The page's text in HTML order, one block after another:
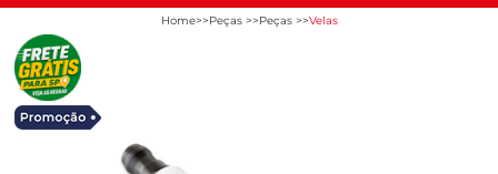
Home Peças Peças Velas